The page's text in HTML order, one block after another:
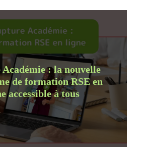
: la nouvelle
de formation RSE en
accessible à tous